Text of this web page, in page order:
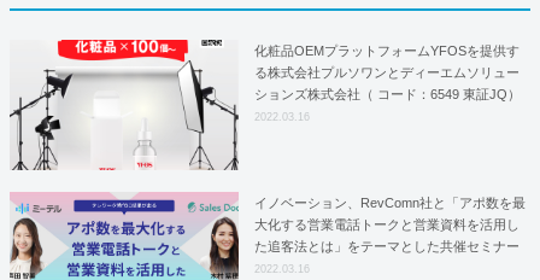
化粧品OEMプラットフォームYFOSを提供す
る株式会社プルソワンとディーエムソリュー
ションズ株式会社（ コード：6549 東証JQ）
はYFOSにおけるロジスティクスパートナー
2022.03.16
イノベーション、RevComn社と「アポ数を最
大化する営業電話トークと営業資料を活用し
た追客法とは」をテーマとした共催セミナー
を開催！
2022.03.16